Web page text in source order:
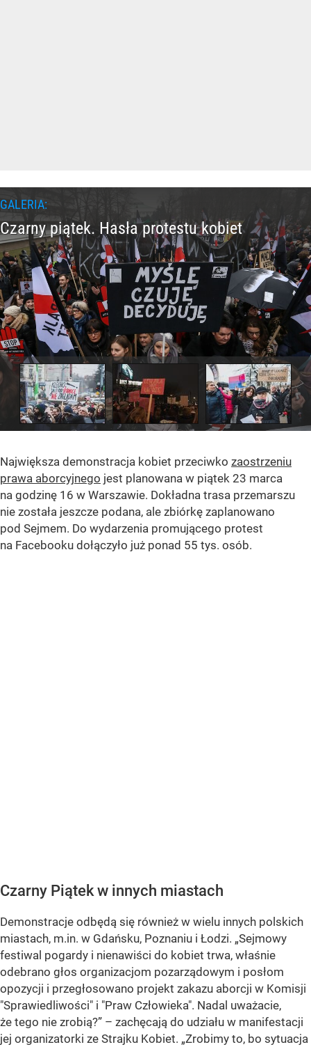
Największa demonstracja kobiet przeciwko zaostrzeniu
prawa aborcyjnego jest planowana w piątek 23 marca
na godzinę 16 w Warszawie. Dokładna trasa przemarszu
nie została jeszcze podana, ale zbiórkę zaplanowano
pod Sejmem. Do wydarzenia promującego protest
na Facebooku dołączyło już ponad 55 tys. osób.
Czarny Piątek w innych miastach
Demonstracje odbędą się również w wielu innych polskich
miastach, m.in. w Gdańsku, Poznaniu i Łodzi. „Sejmowy
festiwal pogardy i nienawiści do kobiet trwa, właśnie
odebrano głos organizacjom pozarządowym i posłom
opozycji i przegłosowano projekt zakazu aborcji w Komisji
"Sprawiedliwości" i "Praw Człowieka". Nadal uważacie,
że tego nie zrobią?” – zachęcają do udziału w manifestacji
jej organizatorki ze Strajku Kobiet. „Zrobimy to, bo sytuacja